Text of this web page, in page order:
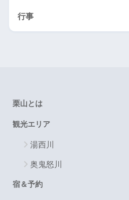
行事
栗山とは
観光エリア
湯西川
奥鬼怒川
宿＆予約